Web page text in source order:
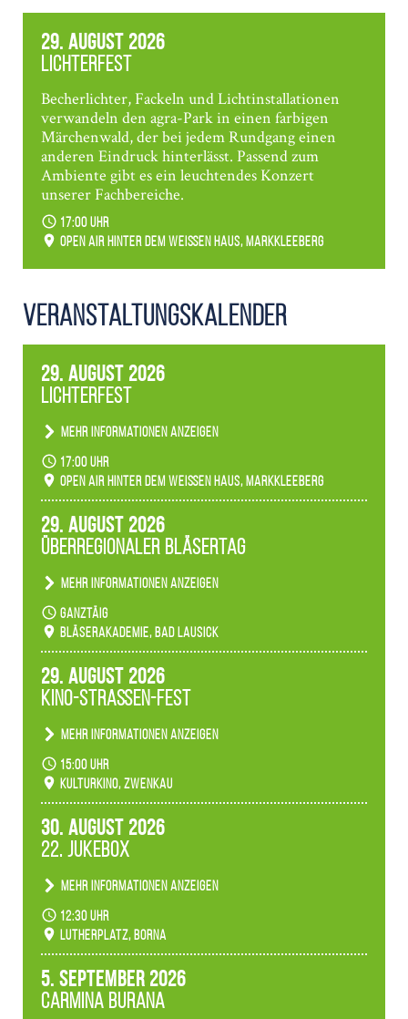
29. August 2026
Lichterfest
Becherlichter, Fackeln und Lichtinstallationen
verwandeln den agra-Park in einen farbigen
Märchenwald, der bei jedem Rundgang einen
anderen Eindruck hinterlässt. Passend zum
Ambiente gibt es ein leuchtendes Konzert
unserer Fachbereiche.
17:00 Uhr
Open Air hinter dem weißen Haus, Markkleeberg
Veranstaltungs­kalender
29. August 2026
Lichterfest
Mehr Informationen anzeigen
Becherlichter, Fackeln und Lichtinstallationen
verwandeln den agra-Park in einen farbigen
Märchenwald, der bei jedem Rundgang einen
Ambiente gibt es ein leuchtendes Konzert
unserer Fachbereiche.
17:00 Uhr
Open Air hinter dem weißen Haus, Markkleeberg
29. August 2026
Überregionaler Bläsertag
Mehr Informationen anzeigen
Teilnahme der Bläserklassen.
ganztäig
Bläserakademie, Bad Lausick
29. August 2026
Kino-Straßen-Fest
Mehr Informationen anzeigen
Konzert unserer Zwenkauer Schüler und
Schülerinnen zum Fest des Kulturkinos.
15:00 Uhr
Kulturkino, Zwenkau
30. August 2026
22. Jukebox
Mehr Informationen anzeigen
Anlässlicher der 775-Jahrfeier der Stadt Borna
spielen wir noch einmal unser aktuelles
Jukeboxprogramm zum Stadtfest.
12:30 Uhr
Lutherplatz, Borna
5. September 2026
Carmina Burana